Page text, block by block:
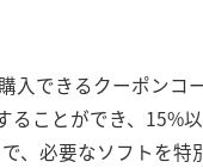
入できるクーポンコ
ることができ、15%
、必要なソフトを特